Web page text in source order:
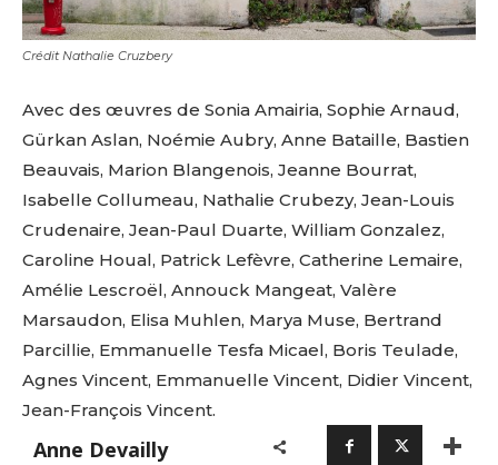
Crédit Nathalie Cruzbery
Avec des œuvres de Sonia Amairia, Sophie Arnaud,
Gürkan Aslan, Noémie Aubry, Anne Bataille, Bastien
Beauvais, Marion Blangenois, Jeanne Bourrat,
Isabelle Collumeau, Nathalie Crubezy, Jean-Louis
Crudenaire, Jean-Paul Duarte, William Gonzalez,
Caroline Houal, Patrick Lefèvre, Catherine Lemaire,
Amélie Lescroël, Annouck Mangeat, Valère
Marsaudon, Elisa Muhlen, Marya Muse, Bertrand
Parcillie, Emmanuelle Tesfa Micael, Boris Teulade,
Agnes Vincent, Emmanuelle Vincent, Didier Vincent,
Jean-François Vincent.
Anne Devailly